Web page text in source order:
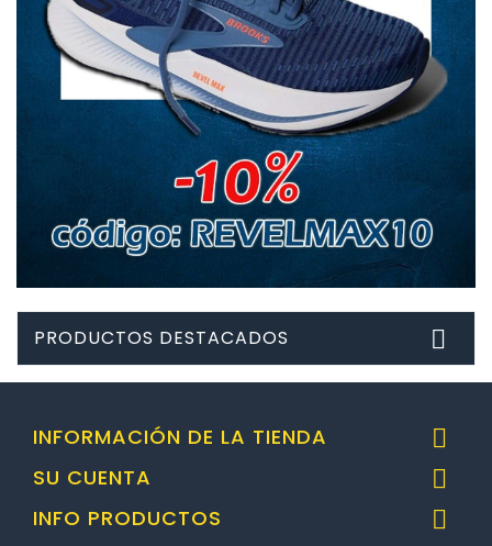
PRODUCTOS DESTACADOS 
INFORMACIÓN DE LA TIENDA 
SU CUENTA 
INFO PRODUCTOS 